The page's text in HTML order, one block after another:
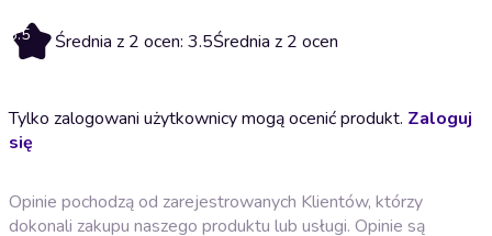
3.5 Średnia z 2 ocen: 3.5Średnia z 2 ocen
Tylko zalogowani użytkownicy mogą ocenić produkt. Zaloguj
się
Opinie pochodzą od zarejestrowanych Klientów, którzy
dokonali zakupu naszego produktu lub usługi. Opinie są